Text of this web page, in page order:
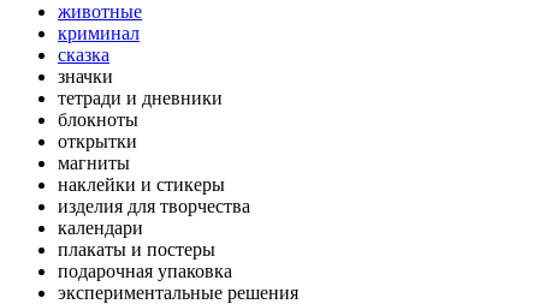
животные
криминал
сказка
значки
тетради и дневники
блокноты
открытки
магниты
наклейки и стикеры
изделия для творчества
календари
плакаты и постеры
подарочная упаковка
экспериментальные решения